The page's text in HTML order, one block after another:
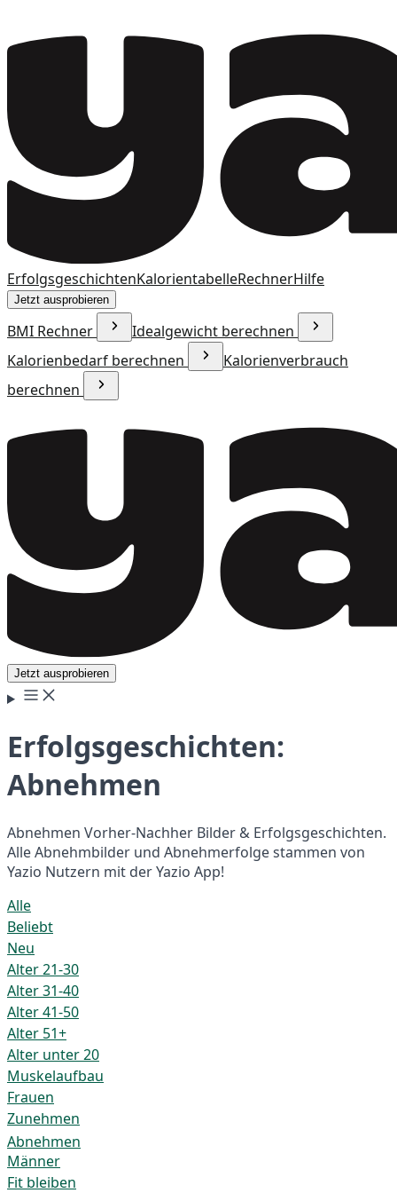
ErfolgsgeschichtenKalorientabelleRechnerHilfe
Jetzt ausprobieren
BMI Rechner
Idealgewicht berechnen
Kalorienbedarf berechnen
Kalorienverbrauch
berechnen
Jetzt ausprobieren
Erfolgsgeschichten:
Abnehmen
Abnehmen Vorher-Nachher Bilder & Erfolgsgeschichten.
Alle Abnehmbilder und Abnehmerfolge stammen von
Yazio Nutzern mit der Yazio App!
Alle
Beliebt
Neu
Alter 21-30
Alter 31-40
Alter 41-50
Alter 51+
Alter unter 20
Muskelaufbau
Frauen
Zunehmen
Abnehmen
Männer
Fit bleiben